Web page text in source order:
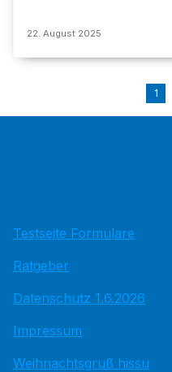
22. August 2025
1
Testseite Formulare
Ratgeber
Datenschutz 1.6.2026
Impressum
Weihnachtsgruß hissu